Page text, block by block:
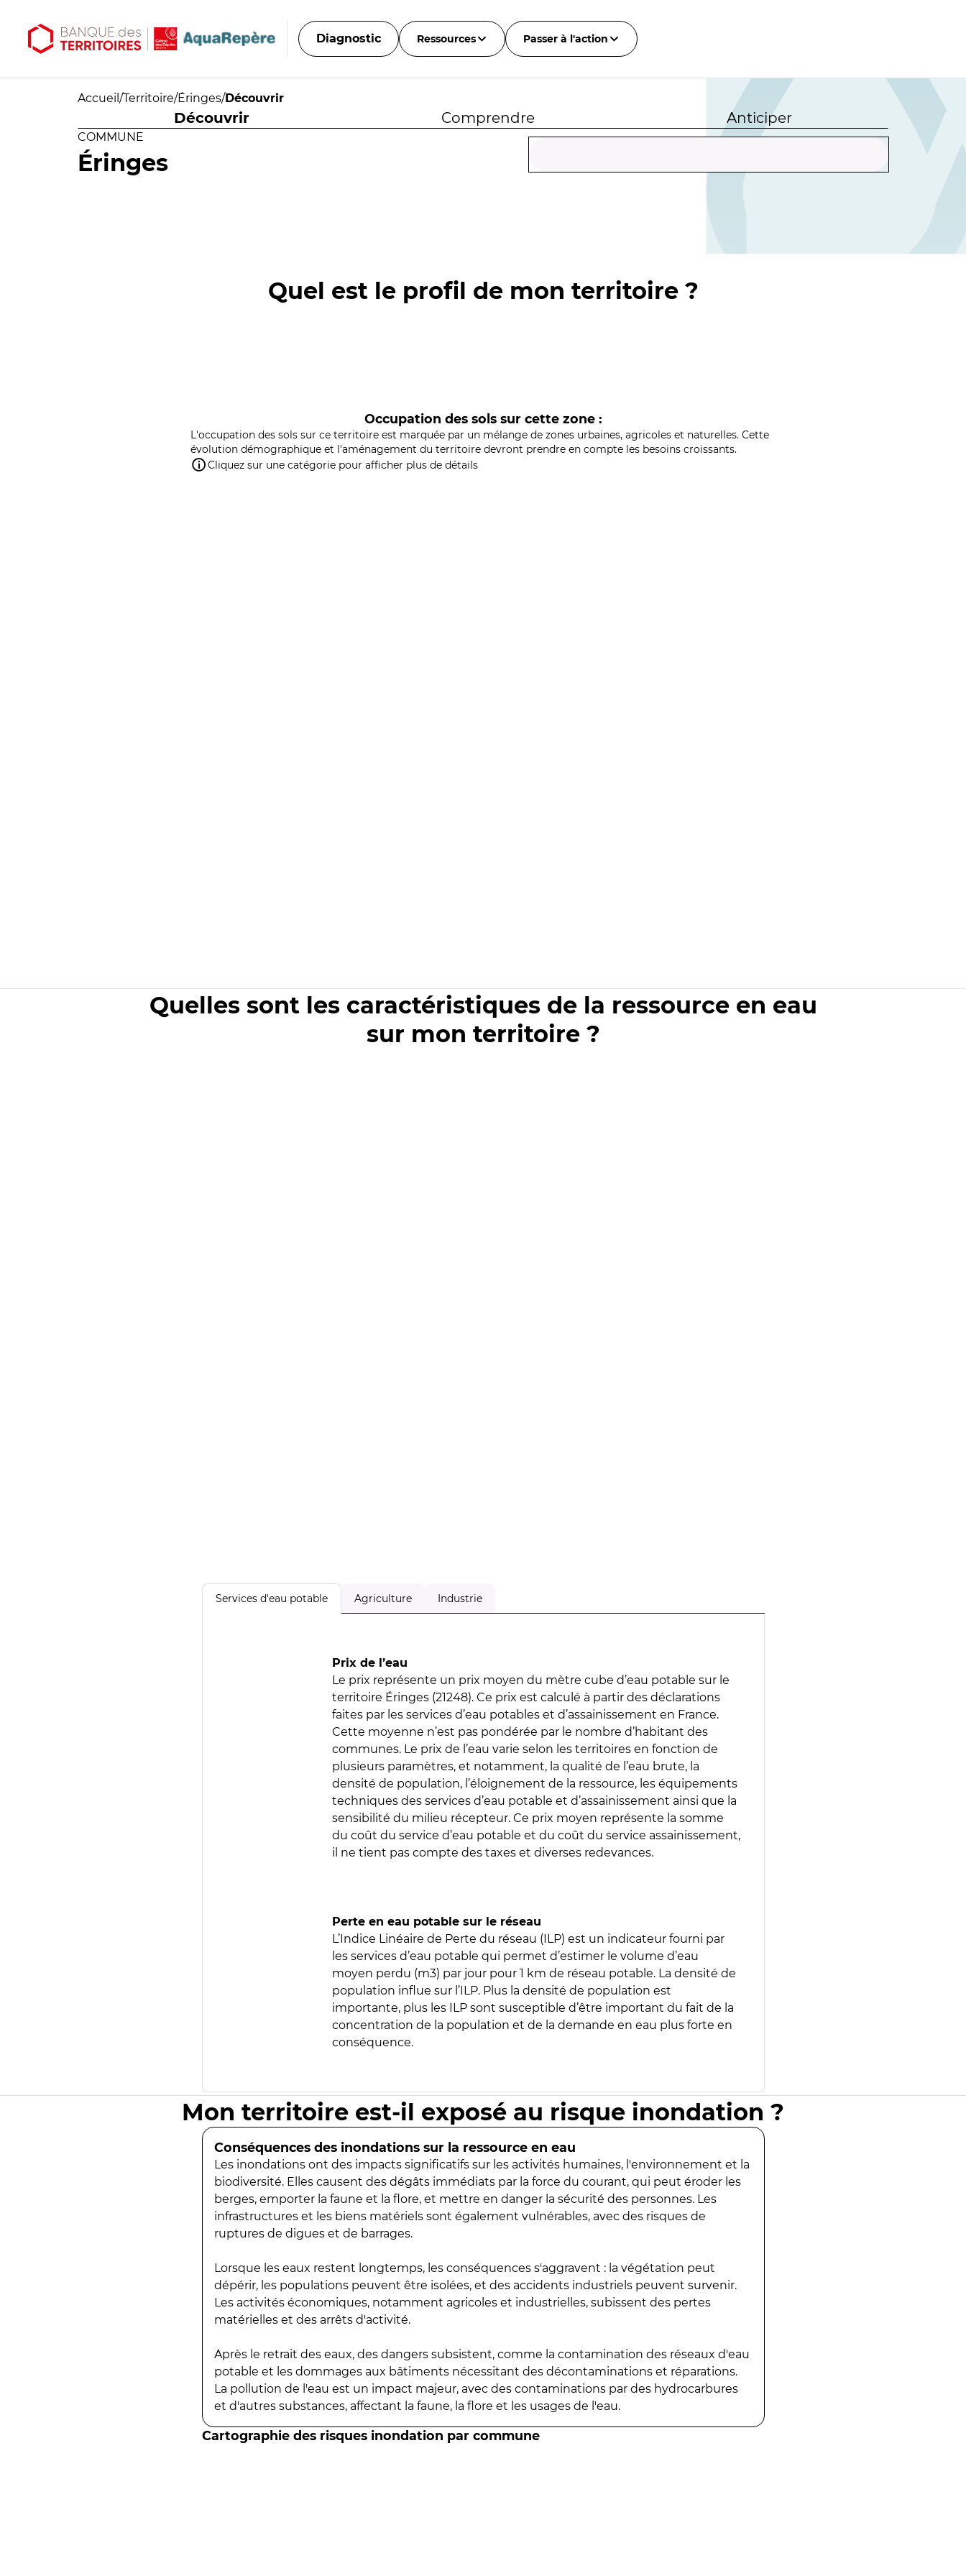
Diagnostic Ressources Passer à l'action
Accueil /Territoire/Éringes/Découvrir
Découvrir Comprendre Anticiper
COMMUNE
Éringes
Quel est le profil de mon territoire ?
Occupation des sols sur cette zone :
L'occupation des sols sur ce territoire est marquée par un mélange de zones urbaines, agricoles et naturelles. Cette
évolution démographique et l'aménagement du territoire devront prendre en compte les besoins croissants.
Cliquez sur une catégorie pour afficher plus de détails
Quelles sont les caractéristiques de la ressource en eau
sur mon territoire ?
Services d'eau potable Agriculture Industrie
Prix de l’eau
Le prix représente un prix moyen du mètre cube d’eau potable sur le
territoire Éringes (21248). Ce prix est calculé à partir des déclarations
faites par les services d’eau potables et d’assainissement en France.
Cette moyenne n’est pas pondérée par le nombre d’habitant des
communes. Le prix de l’eau varie selon les territoires en fonction de
plusieurs paramètres, et notamment, la qualité de l’eau brute, la
densité de population, l’éloignement de la ressource, les équipements
techniques des services d’eau potable et d’assainissement ainsi que la
sensibilité du milieu récepteur. Ce prix moyen représente la somme
du coût du service d’eau potable et du coût du service assainissement,
il ne tient pas compte des taxes et diverses redevances.
Perte en eau potable sur le réseau
L’Indice Linéaire de Perte du réseau (ILP) est un indicateur fourni par
les services d’eau potable qui permet d’estimer le volume d’eau
moyen perdu (m3) par jour pour 1 km de réseau potable. La densité de
population influe sur l’ILP. Plus la densité de population est
importante, plus les ILP sont susceptible d’être important du fait de la
concentration de la population et de la demande en eau plus forte en
conséquence.
Mon territoire est-il exposé au risque inondation ?
Conséquences des inondations sur la ressource en eau
Les inondations ont des impacts significatifs sur les activités humaines, l'environnement et la
biodiversité. Elles causent des dégâts immédiats par la force du courant, qui peut éroder les
berges, emporter la faune et la flore, et mettre en danger la sécurité des personnes. Les
infrastructures et les biens matériels sont également vulnérables, avec des risques de
ruptures de digues et de barrages.
Lorsque les eaux restent longtemps, les conséquences s'aggravent : la végétation peut
dépérir, les populations peuvent être isolées, et des accidents industriels peuvent survenir.
Les activités économiques, notamment agricoles et industrielles, subissent des pertes
matérielles et des arrêts d'activité.
Après le retrait des eaux, des dangers subsistent, comme la contamination des réseaux d'eau
potable et les dommages aux bâtiments nécessitant des décontaminations et réparations.
La pollution de l'eau est un impact majeur, avec des contaminations par des hydrocarbures
et d'autres substances, affectant la faune, la flore et les usages de l'eau.
Cartographie des risques inondation par commune